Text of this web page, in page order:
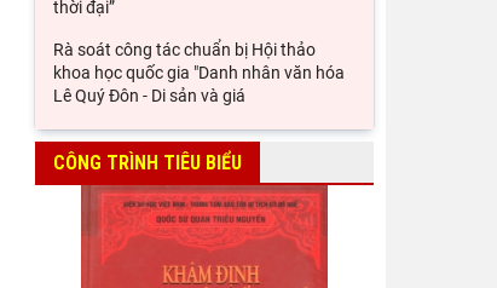
Hội thảo khoa học quốc gia “Danh nhân
thời đại”
Rà soát công tác chuẩn bị Hội thảo
Lê Quý Đôn - Di sản và giá
CÔNG TRÌNH TIÊU BIỂU